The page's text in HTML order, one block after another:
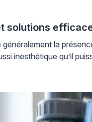
solutions
la
inesthétique qu’il